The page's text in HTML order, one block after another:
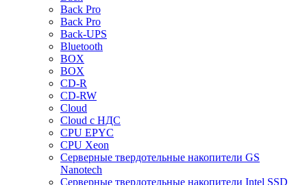
Back Pro
Back Pro
Back-UPS
Bluetooth
BOX
BOX
CD-R
CD-RW
Cloud
Cloud с НДС
CPU EPYC
CPU Xeon
Cерверные твердотельные накопители GS
Nanotech
Cерверные твердотельные накопители Intel SSD